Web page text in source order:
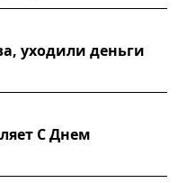
уходили деньги
С Днем